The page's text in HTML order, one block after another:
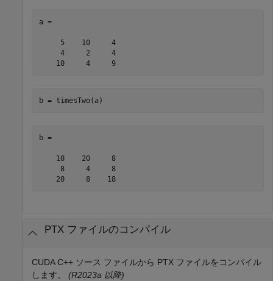
a =
     5    10     4
     4     2     4
    10     4     9
b = timesTwo(a)
b =
    10    20     8
     8     4     8
    20     8    18
PTX ファイルのコンパイル
CUDA C++ ソース ファイルから PTX ファイルをコンパイル
します。
(R2023a 以降)